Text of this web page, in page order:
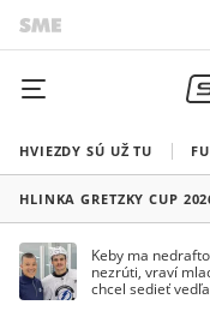
HVIEZDY SÚ UŽ TU
HLINKA GRETZKY CUP
Keby ma
nezrúti, vraví
chcel sedieť